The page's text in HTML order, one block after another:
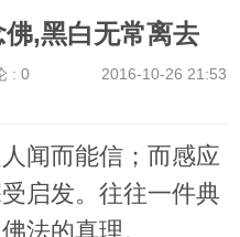
,黑白无常离去
2016-10-26 21:53
: 0
闻而能信；而感应
启发。往往一件典
法的真理。